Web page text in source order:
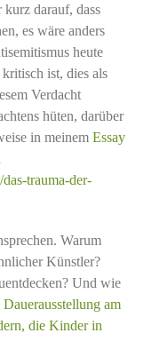
darauf, dass
es wäre anders
heute
ist, dies als
Verdacht
hüten, darüber
in meinem Essay
trauma-der-
Warum
Künstler?
Und wie
Dauerausstellung am
die Kinder in